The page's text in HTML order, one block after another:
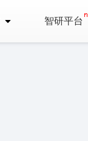
智研平台